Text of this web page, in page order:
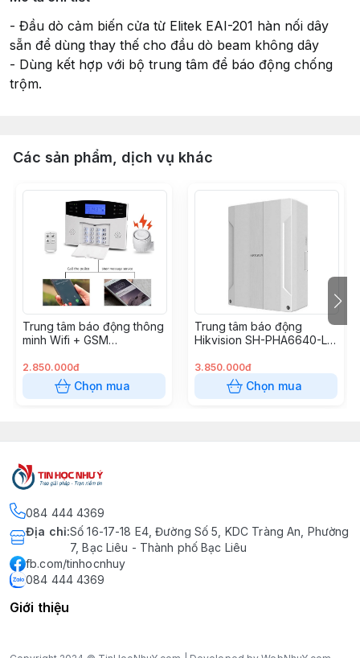
- Đầu dò cảm biến cửa từ Elitek EAI-201 hàn nối dây
sẵn để dùng thay thế cho đầu dò beam không dây
- Dùng kết hợp với bộ trung tâm để báo động chống
trộm.
Các sản phẩm, dịch vụ khác
Trung tâm báo động thông
minh Wifi + GSM
2.850.000đ
Chọn mua
Trung tâm báo động
Hikvision SH-PHA6640-LP
3.850.000đ
Chọn mua
084 444 4369
Địa chỉ:Số 16-17-18 E4, Đường Số 5, KDC Tràng An, Phường
7, Bạc Liêu - Thành phố Bạc Liêu
fb.com/tinhocnhuy
084 444 4369
Giới thiệu